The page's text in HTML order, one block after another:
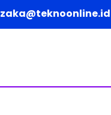
zaka@teknoonline.id